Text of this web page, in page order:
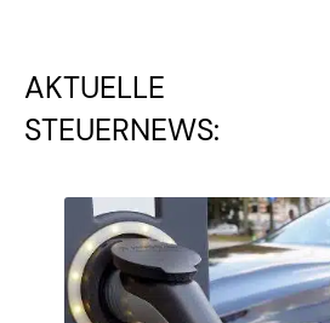
AKTUELLE
STEUERNEWS: